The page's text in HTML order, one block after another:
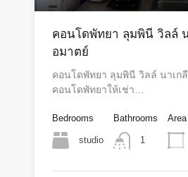
คอนโดพัทยา ลุมพินี วิลล์
อมาตย์
คอนโดพัทยา ลุมพินี วิลล์ นาเก
คอนโดพัทยาให้เช่า…
Bedrooms
studio
Bathrooms
1
Area